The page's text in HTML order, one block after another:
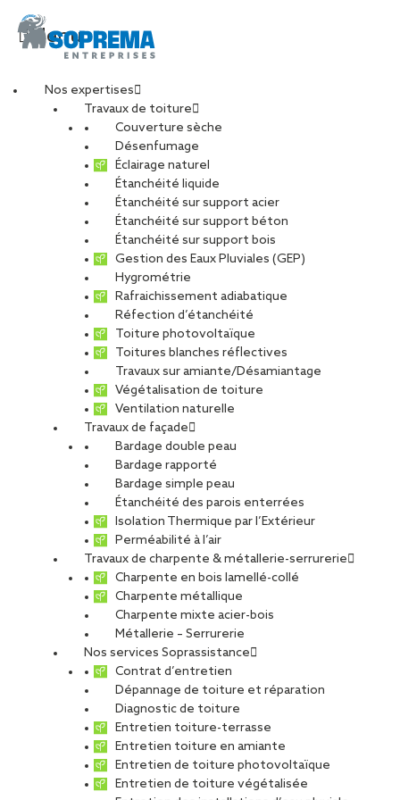
Menu
Nos expertises
Travaux de toiture
Couverture sèche
Désenfumage
Éclairage naturel
Étanchéité liquide
Étanchéité sur support acier
Étanchéité sur support béton
Étanchéité sur support bois
Gestion des Eaux Pluviales (GEP)
Hygrométrie
Rafraichissement adiabatique
Réfection d’étanchéité
Toiture photovoltaïque
Toitures blanches réflectives
Travaux sur amiante/Désamiantage
Végétalisation de toiture
Ventilation naturelle
Travaux de façade
Bardage double peau
Bardage rapporté
Bardage simple peau
Étanchéité des parois enterrées
Isolation Thermique par l’Extérieur
Perméabilité à l’air
Travaux de charpente & métallerie-serrurerie
Charpente en bois lamellé-collé
Charpente métallique
Charpente mixte acier-bois
Métallerie – Serrurerie
Nos services Soprassistance
Contrat d’entretien
Dépannage de toiture et réparation
Diagnostic de toiture
Entretien toiture-terrasse
Entretien toiture en amiante
Entretien de toiture photovoltaïque
Entretien de toiture végétalisée
SOPREMA
ENTREPRISES Secteur
Nîmes
TOUS CARRIÈRE
DÉVELOPPEMENT DURABLE
ENTRETIEN ET MAINTENANCE PHOTOVOLTAÏQUE
RÉNOVATION RÉSEAU
Réemploi des aciers : comment un
chantier des années 1960 relève le
défi bas carbone